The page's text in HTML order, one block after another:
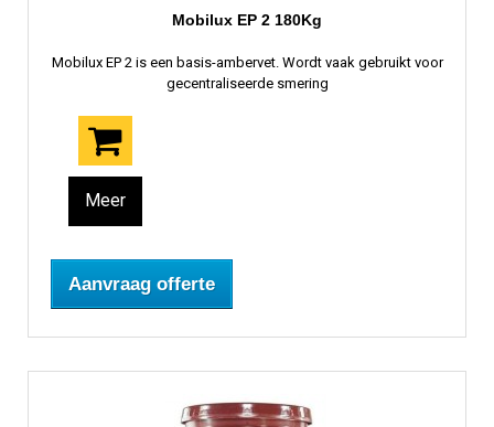
Mobilux EP 2 180Kg
Mobilux EP 2 is een basis-ambervet. Wordt vaak gebruikt voor
gecentraliseerde smering
Meer
Aanvraag offerte